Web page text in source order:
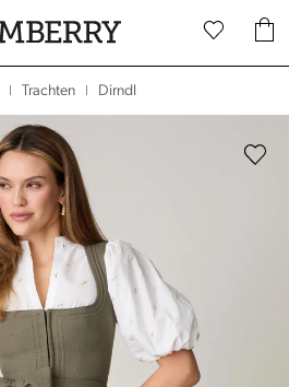
Trachten Dirndl